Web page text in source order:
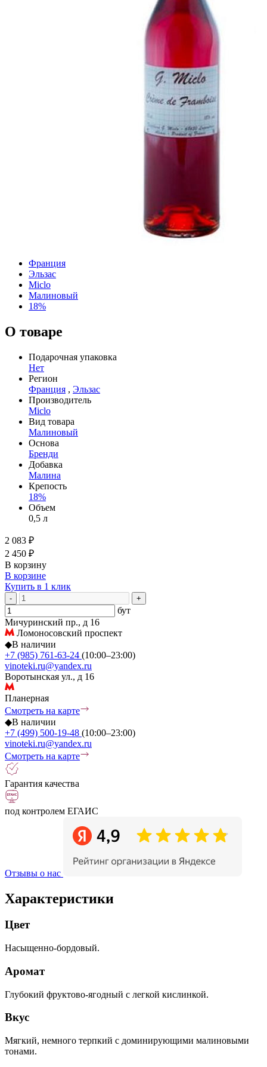
Франция
Эльзас
Miclo
Малиновый
18%
О товаре
Подарочная упаковка
Нет
Регион
Франция , Эльзас
Производитель
Miclo
Вид товара
Малиновый
Основа
Бренди
Добавка
Малина
Крепость
18%
Объем
0,5 л
2 083 ₽
2 450 ₽
В корзину
В корзине
Купить в 1 клик
- +
бут
Мичуринский пр., д 16
Ломоносовский проспект
◆В наличии
+7 (985) 761-63-24 (10:00–23:00)
vinoteki.ru@yandex.ru
Воротынская ул., д 16
Планерная
Смотреть на карте
◆В наличии
+7 (499) 500-19-48 (10:00–23:00)
vinoteki.ru@yandex.ru
Смотреть на карте
Гарантия качества
под контролем ЕГАИС
Отзывы о нас
Характеристики
Цвет
Насыщенно-бордовый.
Аромат
Глубокий фруктово-ягодный с легкой кислинкой.
Вкус
Мягкий, немного терпкий с доминирующими малиновыми
тонами.